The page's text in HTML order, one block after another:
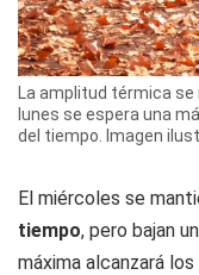
La amplitud térmica
lunes se espera una
del tiempo. Imagen
El miércoles se
tiempo, pero bajan
máxima alcanzará los